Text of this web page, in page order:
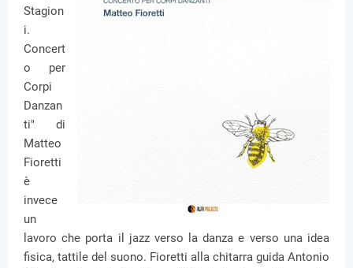
Stagion
i.
Concert
o per
Corpi
Danzan
ti" di
Matteo
Fioretti
è
invece
un
lavoro che porta il jazz verso la danza e verso una idea
fisica, tattile del suono. Fioretti alla chitarra guida Antonio